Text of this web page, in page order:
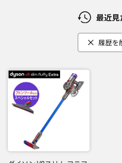
*2：Dyson V11シリーズに搭載さ
*3：IEC(国際電気標準会議)規格
クリアビンが空の時とゴミ満量の
*4：ASTM F1977-04に基づく試験
施。
最近見
履歴を